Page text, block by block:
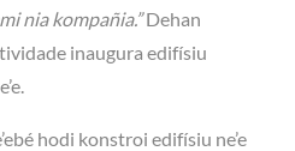
nia kompañia.”Dehan
inaugura edifísiu
hodi konstroi edifísiu ne’e